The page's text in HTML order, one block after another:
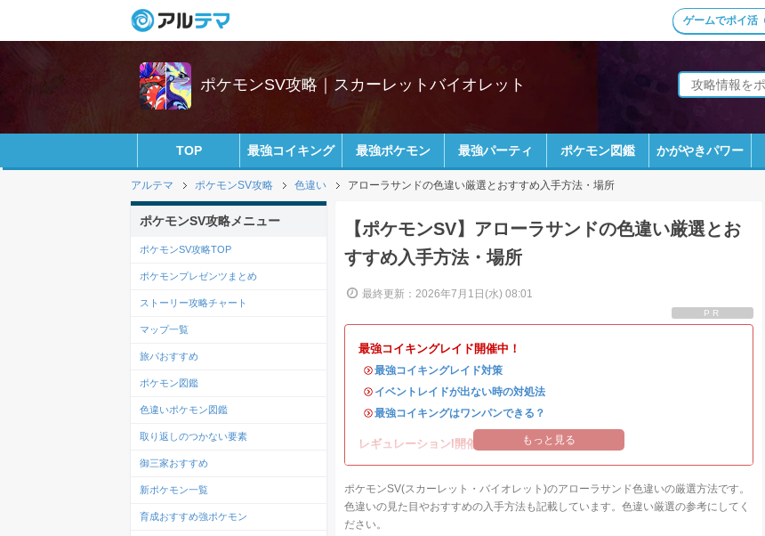
ゲームでポイ活
ポケモンSV攻略｜スカーレットバイオレット
TOP 最強コイキング 最強ポケモン 最強パーティ ポケモン図鑑 かがやきパワー
アルテマ ポケモンSV攻略 色違い アローラサンドの色違い厳選とおすすめ入手方法・場所
【ポケモンSV】アローラサンドの色違い厳選とお
すすめ入手方法・場所
最終更新：2026年7月1日(水) 08:01
PR
最強コイキングレイド開催中！
・最強コイキングレイド対策
・ イベントレイドが出ない時の対処法
・最強コイキングはワンパンできる？
レギュレーションI開催中！ もっと見る
ポケモンSV(スカーレット・バイオレット)のアローラサンド色違いの厳選方法です。
色違いの見た目やおすすめの入手方法も記載しています。色違い厳選の参考にしてく
ださい。
ポケモンSV攻略メニュー
ポケモンSV攻略TOP
ポケモンプレゼンツまとめ
ストーリー攻略チャート
マップ一覧
旅パおすすめ
ポケモン図鑑
色違いポケモン図鑑
取り返しのつかない要素
御三家おすすめ
新ポケモン一覧
育成おすすめ強ポケモン